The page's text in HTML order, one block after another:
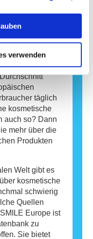
verwenden
eine
bedeutet
für andere
wichtig für uns
essenzielle Rolle
täglich
kosmetische
auch so? Dann
mehr über die
Produkten
Welt gibt es
kosmetische
schwierig
Quellen
Europe ist
zu
Sie bietet